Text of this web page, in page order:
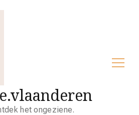
het ongeziene.